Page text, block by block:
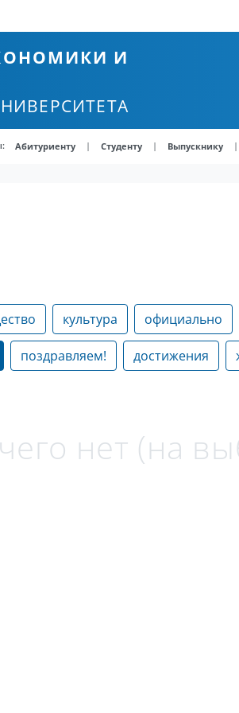
И
Абитуриенту | Студенту | Выпускнику |
культура официально
поздравляем! достижения
нет (на